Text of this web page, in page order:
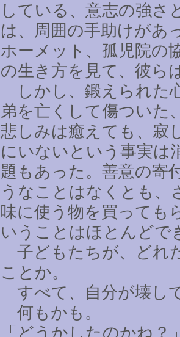
している、意志の強さ
は、周囲の手助けがあ
ホーメット、孤児院の
の生き方を見て、彼ら
しかし、鍛えられた
弟を亡くして傷ついた
悲しみは癒えても、寂
にいないという事実は
題もあった。善意の寄
うなことはなくとも、
味に使う物を買っても
いうことはほとんどで
子どもたちが、どれ
ことか。
すべて、自分が壊し
何もかも。
「どうかしたのかね？